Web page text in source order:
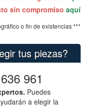
sin compromiso aquí
o fin de existencias ***
tus piezas?
961
Puedes
a elegir la